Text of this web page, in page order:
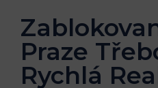
Praze
Rychlá